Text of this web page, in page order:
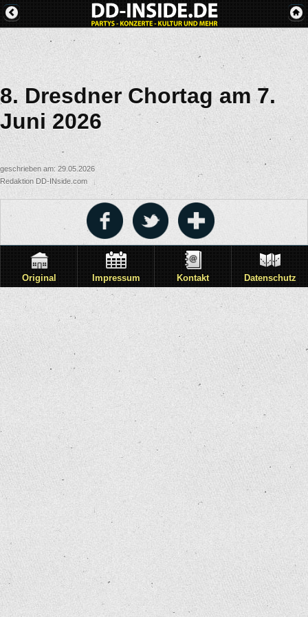
8. Dresdner Chortag am 7.
Juni 2026
geschrieben am: 29.05.2026
Redaktion DD-INside.com
Original Impressum Kontakt Datenschutz